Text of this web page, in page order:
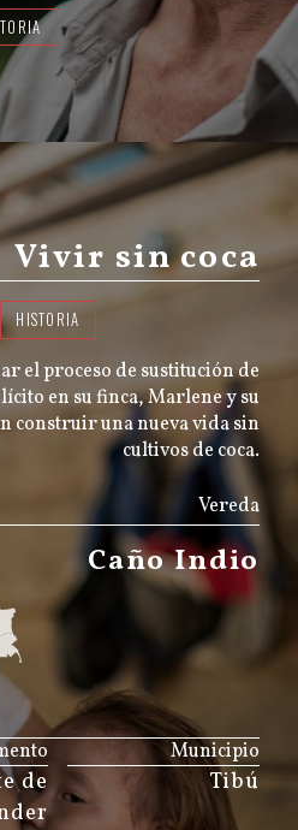
Vivir sin coca
HISTORIA
el proceso de sustitución de
en su finca, Marlene y su
construir una nueva vida sin
cultivos de coca.
Vereda
Caño Indio
Municipio
Tibú
de